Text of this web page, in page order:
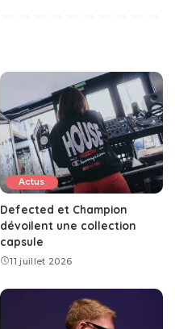
Actus
Defected et Champion
dévoilent une collection
capsule
11 juillet 2026